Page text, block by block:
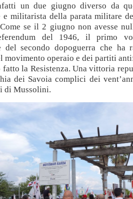
un due giugno diverso da
e militarista della parata militare
se il 2 giugno non avesse
del 1946, il primo
del secondo dopoguerra che ha
movimento operaio e dei partiti
fatto la Resistenza. Una vittoria
dei Savoia complici dei
di Mussolini.